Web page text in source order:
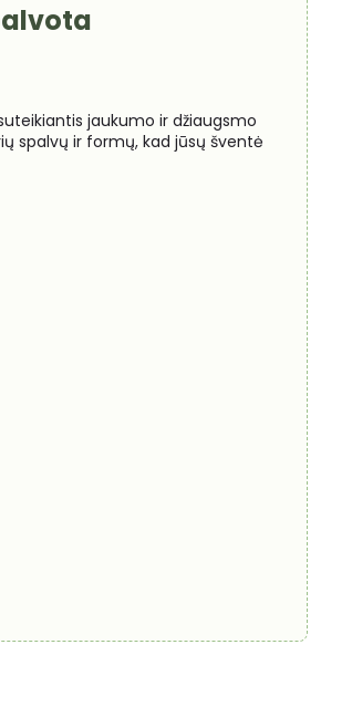
jaukumo ir džiaugsmo
spalvų ir formų, kad jūsų šventė